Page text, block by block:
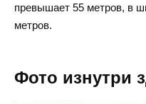
превышает 55 метров, в
метров.
Фото изнутри